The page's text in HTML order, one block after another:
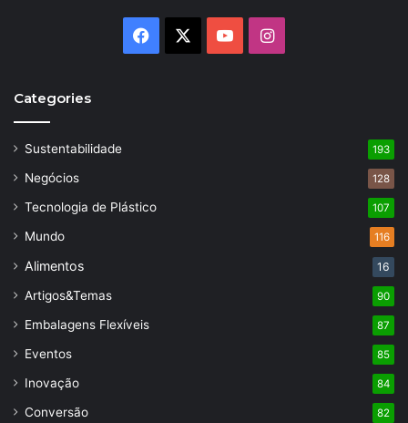
Facebook YouTubeInstagram
Categories
Sustentabilidade 193
Negócios 128
Tecnologia de Plástico 107
Mundo 116
Alimentos 16
Artigos&Temas 90
Embalagens Flexíveis 87
Eventos 85
Inovação 84
Conversão 82